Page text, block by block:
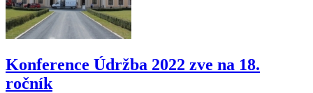
Konference Údržba 2022 zve na 18.
ročník